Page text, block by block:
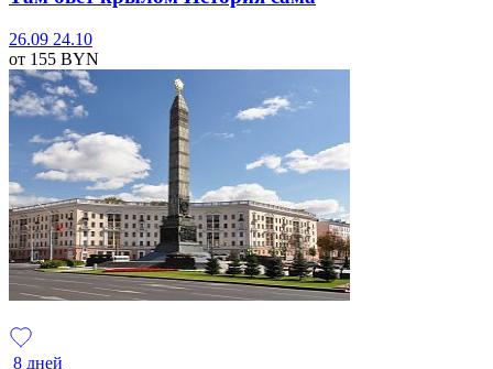
26.09 24.10
от 155 BYN
8 дней